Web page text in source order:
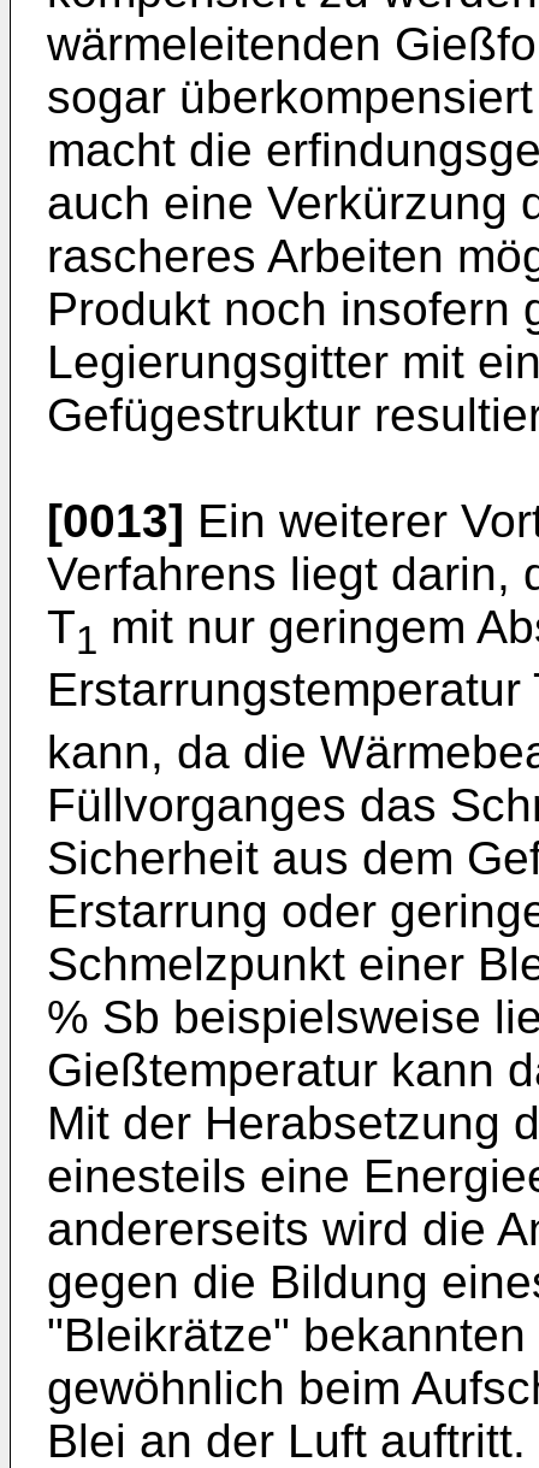
wärmeleitenden
sogar
macht die
auch eine Verkürzung
rascheres Arbeiten
Produkt noch insofern
Legierungsgitter mit
Gefügestruktur
[0013] Ein weiterer
Verfahrens liegt darin,
T1 mit nur geringem
Erstarrungstemperatur
kann, da die
Füllvorganges das
Sicherheit aus dem
Erstarrung oder
Schmelzpunkt einer
% Sb beispielsweise
Gießtemperatur kann
Mit der Herabsetzung
einesteils eine
andererseits wird die
gegen die Bildung
"Bleikrätze"
gewöhnlich beim
Blei an der Luft auftritt.